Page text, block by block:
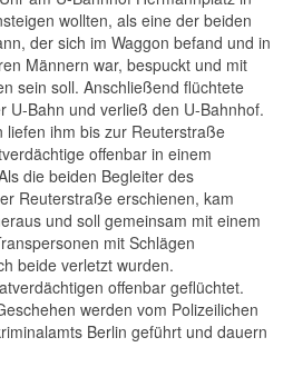
wollten, als eine der beiden
der sich im Waggon befand und in
Männern war, bespuckt und mit
sein soll. Anschließend flüchtete
U-Bahn und verließ den U-Bahnhof.
liefen ihm bis zur Reuterstraße
offenbar in einem
die beiden Begleiter des
Reuterstraße erschienen, kam
und soll gemeinsam mit einem
mit Schlägen
beide verletzt wurden.
offenbar geflüchtet.
werden vom Polizeilichen
Berlin geführt und dauern